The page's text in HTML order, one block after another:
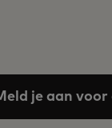
je aan